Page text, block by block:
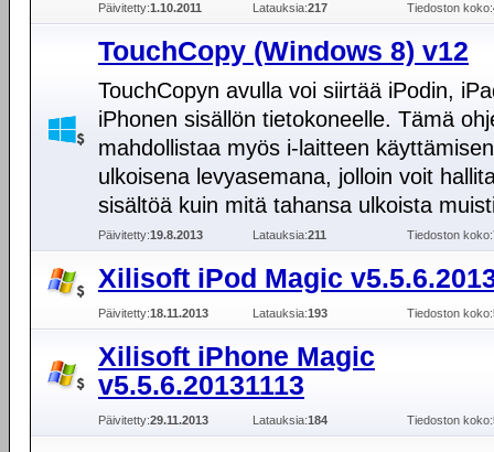
Päivitetty:1.10.2011 Latauksia:217 Tiedoston koko:
TouchCopy (Windows 8) v12
TouchCopyn avulla voi siirtää iPodin,
iPhonen sisällön tietokoneelle. Tämä
mahdollistaa myös i-laitteen käyttämisen
ulkoisena levyasemana, jolloin voit
sisältöä kuin mitä tahansa ulkoista
Päivitetty:19.8.2013 Latauksia:211 Tiedoston koko:
Xilisoft iPod Magic
Päivitetty:18.11.2013 Latauksia:193 Tiedoston koko:
Xilisoft iPhone Magic
v5.5.6.20131113
Päivitetty:29.11.2013 Latauksia:184 Tiedoston koko: